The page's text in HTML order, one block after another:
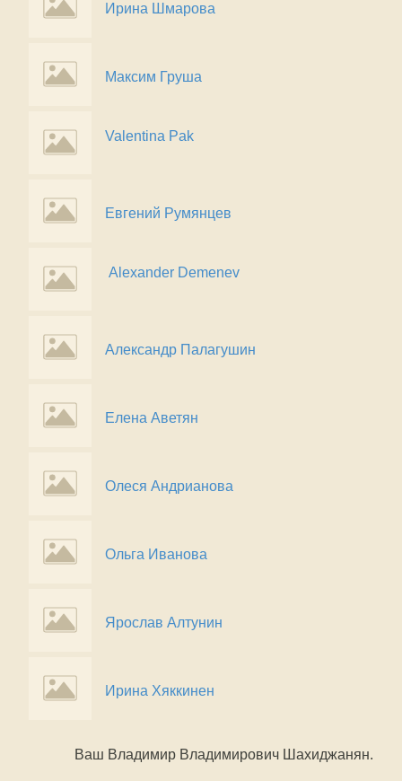
Ирина Шмарова
Максим Груша
Valentina Pak
Евгений Румянцев
Alexander Demenev
Александр Палагушин
Елена Аветян
Олеся Андрианова
Ольга Иванова
Ярослав Алтунин
Ирина Хяккинен
Ваш Владимир Владимирович Шахиджанян.